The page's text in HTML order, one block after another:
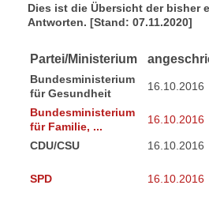
Dies ist die Übersicht der bisher
Antworten. [Stand: 07.11.2020]
Partei/Ministerium
Bundesministerium
für Gesundheit
16.10.2016
Bundesministerium
für Familie, ...
16.10.2016
CDU/CSU 16.10.2016
SPD 16.10.2016